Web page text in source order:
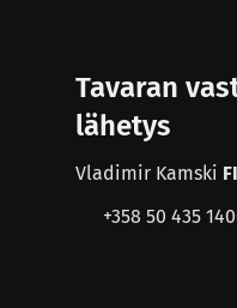
Tavaran
lähetys
Vladimir Kamski
+358 50 435